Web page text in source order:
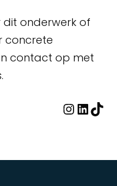
onderwerk of
concrete
contact op met